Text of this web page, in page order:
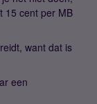
15 cent per MB
want dat is
een